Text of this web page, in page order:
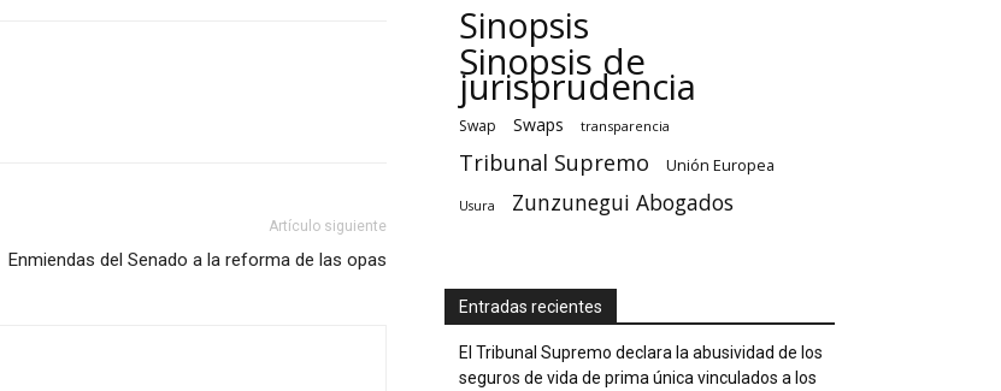
Artículo siguiente
Enmiendas del Senado a la reforma de las opas
Sinopsis
Sinopsis de
jurisprudencia
Swap Swaps transparencia
Tribunal Supremo Unión Europea
Usura Zunzunegui Abogados
Entradas recientes
El Tribunal Supremo declara la abusividad de los
seguros de vida de prima única vinculados a los